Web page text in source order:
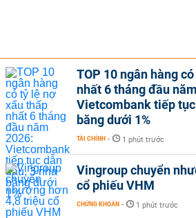
TOP 10 ngân hàng
nhất 6 tháng đầu
Vietcombank tiếp
băng dưới 1%
TÀI CHÍNH - 1 phút trước
Vingroup chuyển
cổ phiếu VHM
CHỨNG KHOÁN - 1 phút trước